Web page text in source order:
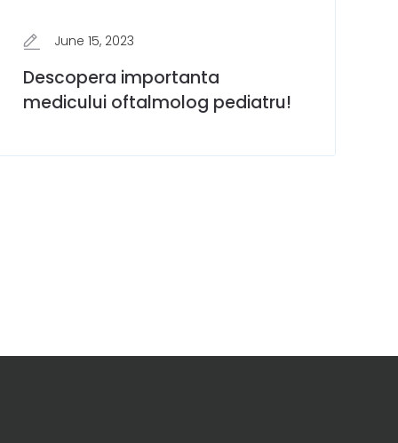
June 15, 2023
Descopera importanta
medicului oftalmolog pediatru!